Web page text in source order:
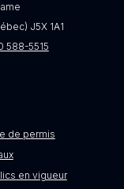
J5X 1A1
588-5515
de permis
en vigueur